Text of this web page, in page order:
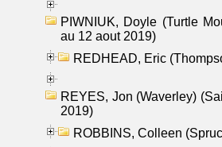
PIWNIUK, Doyle (Turtle
au 12 aout 2019)
REDHEAD, Eric
REYES, Jon (Waverley)
2019)
ROBBINS, Colleen